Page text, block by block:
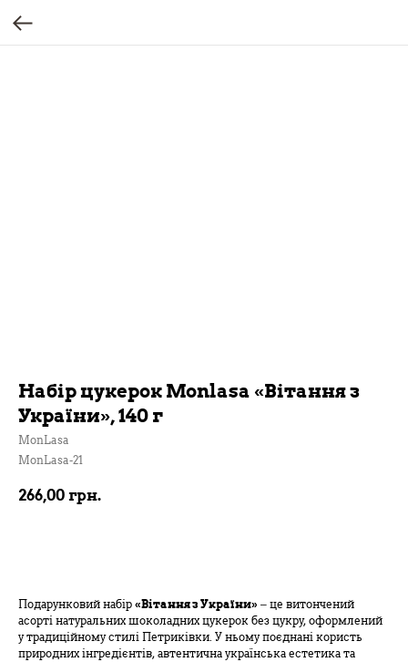
Набір цукерок Monlasa «Вітання з
України», 140 г
MonLasa
MonLasa-21
266,00 грн.
Подарунковий набір «Вітання з України» – це витончений
асорті натуральних шоколадних цукерок без цукру, оформлений
у традиційному стилі Петриківки. У ньому поєднані користь
природних інгредієнтів, автентична українська естетика та